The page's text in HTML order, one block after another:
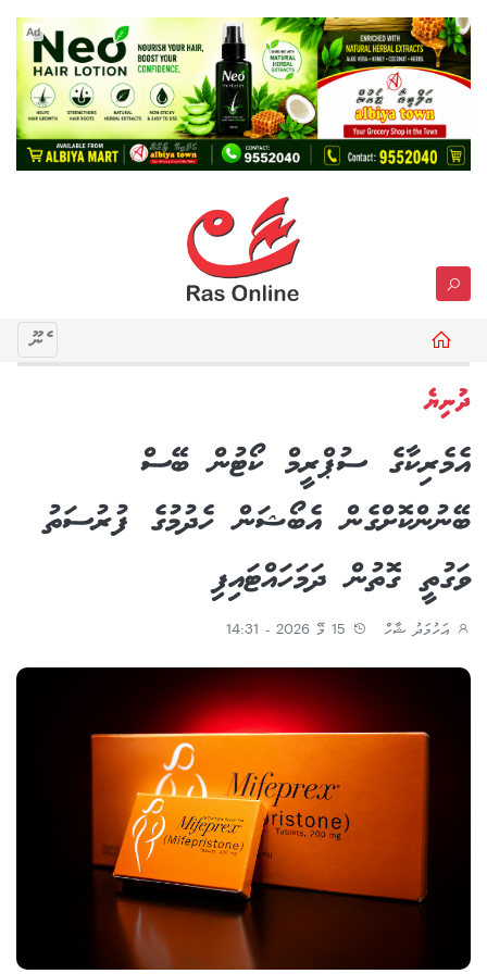
Ad
މެނޫ
ދުނިޔެ
އެމެރިކާގެ ސުޕްރީމް ކޯޓުން ބޭސް
ބޭނުންކޮށްގެން އެބޯޝަން ހެދުމުގެ ފުރުސަތު
ވަގުތީ ގޮތުން ދަމަހައްޓައިފި
އަހުމަދު ޝާހް